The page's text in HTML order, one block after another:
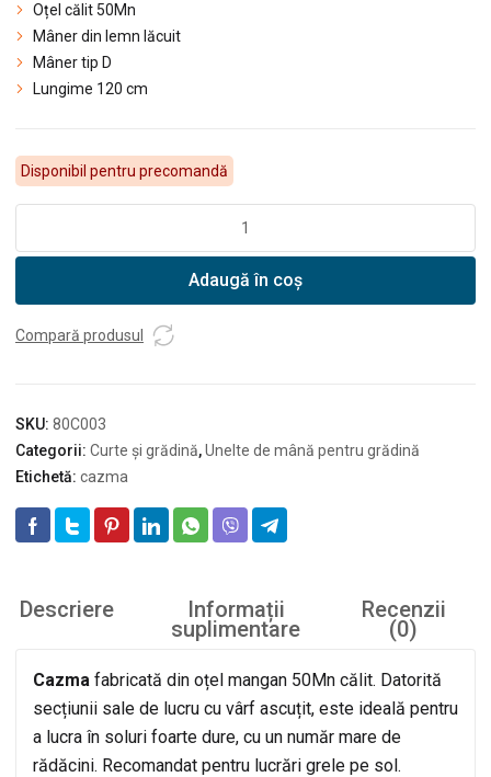
Oțel călit 50Mn
Mâner din lemn lăcuit
Mâner tip D
Lungime 120 cm
Disponibil pentru precomandă
Cazma
lemn
Adaugă în coș
Compară produsul
SKU: 80C003
Categorii: Curte și grădină,Unelte de mână pentru grădină
Etichetă: cazma
Descriere Informații
suplimentare
Recenzii
(0)
Cazma fabricată din oțel mangan 50Mn călit. Datorită
secțiunii sale de lucru cu vârf ascuțit, este ideală pentru
a lucra în soluri foarte dure, cu un număr mare de
rădăcini. Recomandat pentru lucrări grele pe sol.